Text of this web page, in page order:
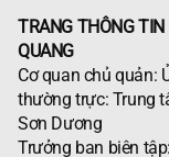
TRANG THÔNG
QUANG
Cơ quan chủ quản:
thường trực: Trung
Sơn Dương
Trưởng ban biên